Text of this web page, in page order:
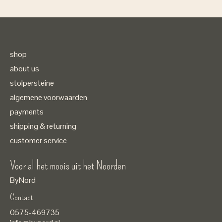
shop
about us
stolpersteine
algemene voorwaarden
payments
shipping & returning
customer service
Voor al het moois uit het Noorden
ByNord
Contact
0575-469735